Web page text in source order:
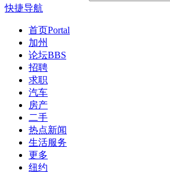
快捷导航
首页Portal
加州
论坛BBS
招聘
求职
汽车
房产
二手
热点新闻
生活服务
更多
纽约